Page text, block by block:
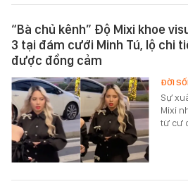
“Bà chủ kênh” Độ Mixi khoe
3 tại đám cưới Minh Tú, lộ chi
được đồng cảm
Sự
Mixi
từ cư
ĐỜI